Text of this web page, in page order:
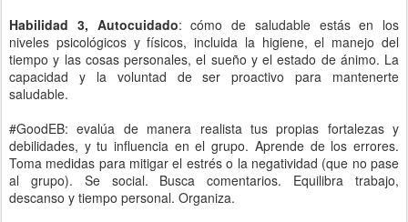
Habilidad 3, Autocuidado: cómo de saludable estás en los
niveles psicológicos y físicos, incluida la higiene, el manejo del
tiempo y las cosas personales, el sueño y el estado de ánimo. La
capacidad y la voluntad de ser proactivo para mantenerte
saludable.
#GoodEB: evalúa de manera realista tus propias fortalezas y
debilidades, y tu influencia en el grupo. Aprende de los errores.
Toma medidas para mitigar el estrés o la negatividad (que no pase
al grupo). Se social. Busca comentarios. Equilibra trabajo,
descanso y tiempo personal. Organiza.